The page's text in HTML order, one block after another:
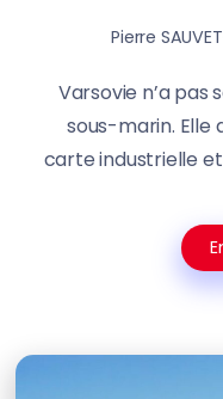
Pierre
Varsovie n’a pas
sous-marin. Elle
carte industrielle